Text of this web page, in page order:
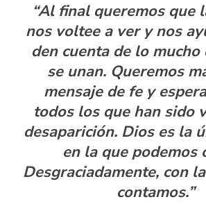
“Al final queremos que
nos voltee a ver y nos
den cuenta de lo
se unan. Queremos
mensaje de fe y
todos los que han sido
desaparición. Dios es la
en la que podemos
Desgraciadamente, con
contamos.”